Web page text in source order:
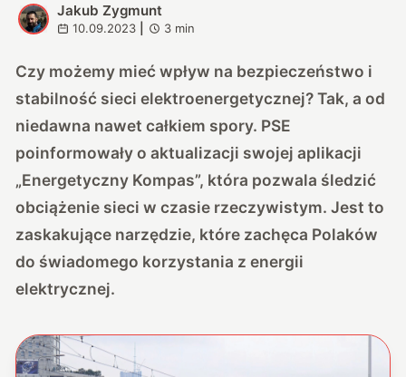
J
Jakub Zygmunt
10.09.2023 3 min
Czy możemy mieć wpływ na bezpieczeństwo i
stabilność sieci elektroenergetycznej? Tak, a od
niedawna nawet całkiem spory. PSE
poinformowały o aktualizacji swojej aplikacji
„Energetyczny Kompas”, która pozwala śledzić
obciążenie sieci w czasie rzeczywistym. Jest to
zaskakujące narzędzie, które zachęca Polaków
do świadomego korzystania z energii
elektrycznej.